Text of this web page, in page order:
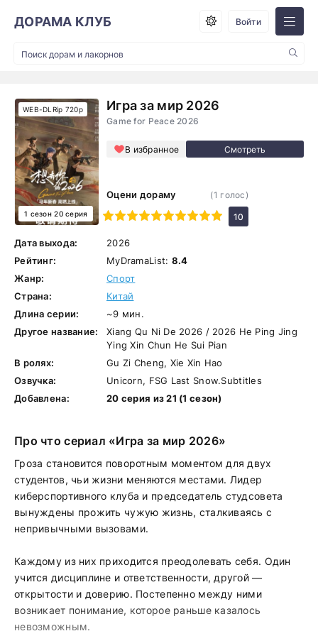
ДОРАМА КЛУБ Войти
Игра за мир 2026
Game for Peace 2026
В избранное
WEB-DLRip 720p
1 сезон 20 серия
Оцени дораму
1
2 3 4 5 7 8 9 10
(1 голос)
10
Дата выхода:
2026
Рейтинг:
MyDramaList: 8.4
Жанр:
Спорт
Страна:
Китай
Длина серии:
~9 мин.
Другое название:
Xiang Qu Ni De 2026 / 2026 He Ping Jing
Ying Xin Chun He Sui Pian
В ролях:
Gu Zi Cheng, Xie Xin Hao
Озвучка:
Unicorn, FSG Last Snow.Subtitles
Добавлена:
20 серия из 21 (1 сезон)
Про что сериал «Игра за мир 2026»
Гроза становится поворотным моментом для двух
студентов, чьи жизни меняются местами. Лидер
киберспортивного клуба и председатель студсовета
вынуждены прожить чужую жизнь, сталкиваясь с
непривычными вызовами.
Каждому из них приходится преодолевать себя. Один
учится дисциплине и ответственности, другой —
открытости и доверию. Постепенно между ними
возникает понимание, которое раньше казалось
невозможным.